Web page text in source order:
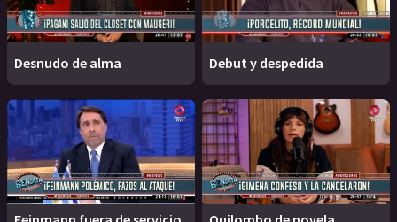
Desnudo de alma Debut y despedida